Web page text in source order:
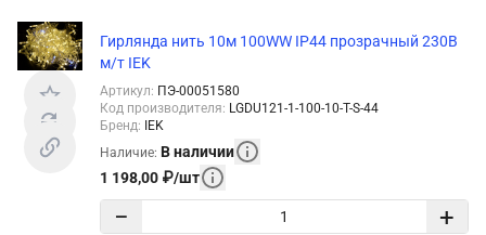
Гирлянда нить 10м 100WW IP44 прозрачный 230В
м/т IEK
Артикул: ПЭ-00051580
Код производителя: LGDU121-1-100-10-T-S-44
Бренд:
IEK
Наличие: В наличии
1 198,00 ₽/шт
− +